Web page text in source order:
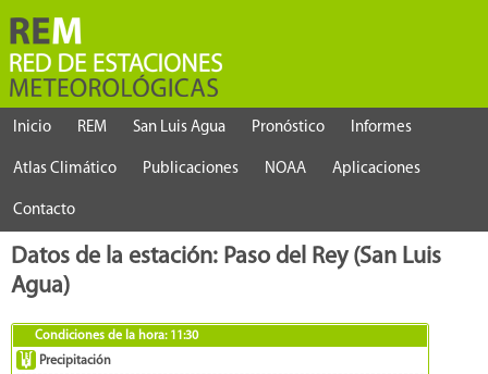
Inicio REM San Luis Agua Pronóstico Informes
Atlas Climático Publicaciones NOAA Aplicaciones
Contacto
Datos de la estación: Paso del Rey (San Luis
Agua)
Condiciones de la hora: 11:30
Precipitación